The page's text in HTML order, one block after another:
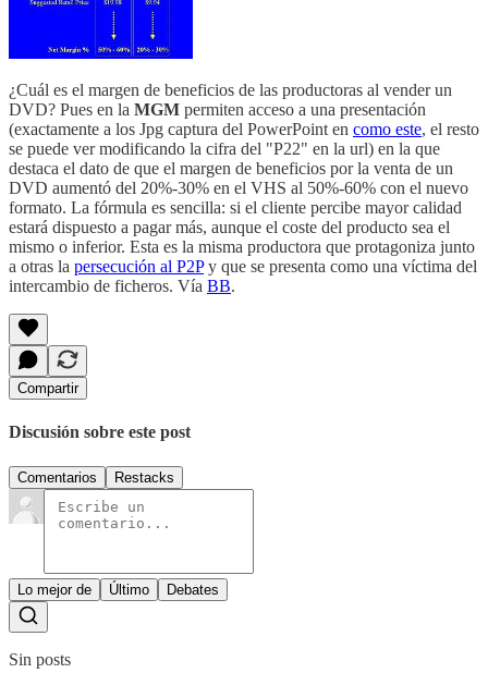
¿Cuál es el margen de beneficios de las productoras al vender un
DVD? Pues en la MGM permiten acceso a una presentación
(exactamente a los Jpg captura del PowerPoint en como este, el resto
se puede ver modificando la cifra del "P22" en la url) en la que
destaca el dato de que el margen de beneficios por la venta de un
DVD aumentó del 20%-30% en el VHS al 50%-60% con el nuevo
formato. La fórmula es sencilla: si el cliente percibe mayor calidad
estará dispuesto a pagar más, aunque el coste del producto sea el
mismo o inferior. Esta es la misma productora que protagoniza junto
a otras la persecución al P2Py que se presenta como una víctima del
intercambio de ficheros. Vía BB.
Compartir
Discusión sobre este post
Comentarios Restacks
Lo mejor de Último Debates
Sin posts